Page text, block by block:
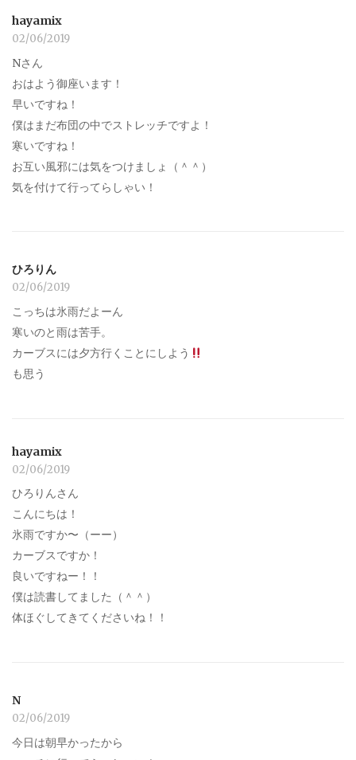
hayamix
02/06/2019
Nさん
おはよう御座います！
早いですね！
僕はまだ布団の中でストレッチですよ！
寒いですね！
お互い風邪には気をつけましょ（＾＾）
気を付けて行ってらしゃい！
ひろりん
02/06/2019
こっちは氷雨だよーん
寒いのと雨は苦手。
カーブスには夕方行くことにしよう
も思う
hayamix
02/06/2019
ひろりんさん
こんにちは！
氷雨ですか〜（ーー）
カーブスですか！
良いですねー！！
僕は読書してました（＾＾）
体ほぐしてきてくださいね！！
N
02/06/2019
今日は朝早かったから